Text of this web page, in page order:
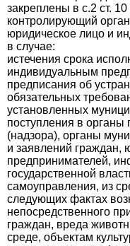
закреплены в с.2 ст.
контролирующий
юридическое лицо и
в случае:
истечения срока
индивидуальным
предписания об
обязательных
установленных
поступления в органы
(надзора), органы
и заявлений граждан,
предпринимателей,
государственной
самоуправления, из
следующих фактах
непосредственного
граждан, вреда
среде, объектам